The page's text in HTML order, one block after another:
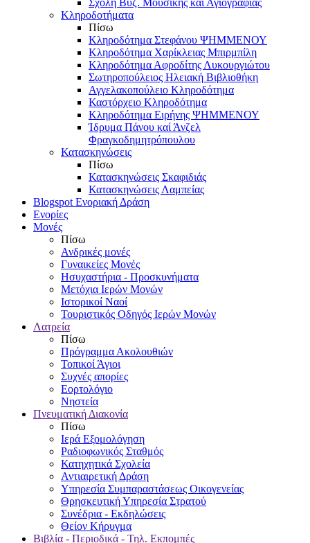
Κληροδοτήματα
Πίσω
Κληροδότημα Στεφάνου ΨΗΜΜΕΝΟΥ
Κληροδότημα Χαρίκλειας Μπιρμπίλη
Κληροδότημα Αφροδίτης Λυκουργιώτου
Σωτηροπούλειος Ηλειακή Βιβλιοθήκη
Αγγελακοπούλειο Κληροδότημα
Καστόρχειο Κληροδότημα
Κληροδότημα Ειρήνης ΨΗΜΜΕΝΟΥ
Ίδρυμα Πάνου καί Άνζελ
Φραγκοδημητρόπουλου
Κατασκηνώσεις
Πίσω
Κατασκηνώσεις Σκαφιδιάς
Κατασκηνώσεις Λαμπείας
Blogspot Ενοριακή Δράση
Ενορίες
Μονές
Πίσω
Ανδρικές μονές
Γυναικείες Μονές
Ησυχαστήρια - Προσκυνήματα
Μετόχια Ιερών Μονών
Ιστορικοί Ναοί
Τουριστικός Οδηγός Ιερών Μονών
Λατρεία
Πίσω
Πρόγραμμα Ακολουθιών
Τοπικοί Άγιοι
Συχνές απορίες
Εορτολόγιο
Νηστεία
Πνευματική Διακονία
Πίσω
Ιερά Εξομολόγηση
Ραδιοφωνικός Σταθμός
Κατηχητικά Σχολεία
Αντιαιρετική Δράση
Υπηρεσία Συμπαραστάσεως Οικογενείας
Θρησκευτική Υπηρεσία Στρατού
Συνέδρια - Εκδηλώσεις
Θείον Κήρυγμα
Βιβλία - Περιοδικά - Τηλ. Εκπομπές